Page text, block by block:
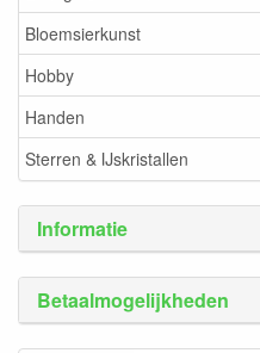
Bloemsierkunst
Hobby
Handen
Sterren & IJskristallen
Informatie
Betaalmogelijkheden